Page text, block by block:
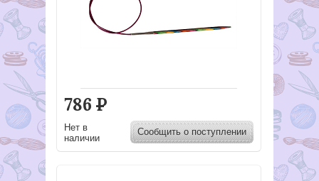
786 Р
Нет в
наличии
Сообщить о поступлении